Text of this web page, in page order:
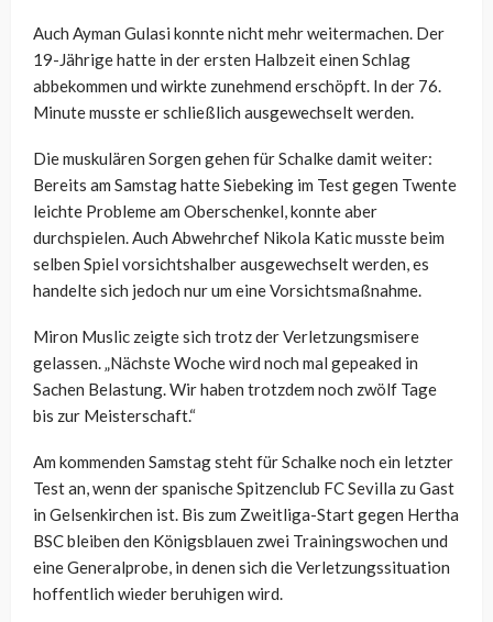
Auch Ayman Gulasi konnte nicht mehr weitermachen. Der
19-Jährige hatte in der ersten Halbzeit einen Schlag
abbekommen und wirkte zunehmend erschöpft. In der 76.
Minute musste er schließlich ausgewechselt werden.
Die muskulären Sorgen gehen für Schalke damit weiter:
Bereits am Samstag hatte Siebeking im Test gegen Twente
leichte Probleme am Oberschenkel, konnte aber
durchspielen. Auch Abwehrchef Nikola Katic musste beim
selben Spiel vorsichtshalber ausgewechselt werden, es
handelte sich jedoch nur um eine Vorsichtsmaßnahme.
Miron Muslic zeigte sich trotz der Verletzungsmisere
gelassen. „Nächste Woche wird noch mal gepeaked in
Sachen Belastung. Wir haben trotzdem noch zwölf Tage
bis zur Meisterschaft.“
Am kommenden Samstag steht für Schalke noch ein letzter
Test an, wenn der spanische Spitzenclub FC Sevilla zu Gast
in Gelsenkirchen ist. Bis zum Zweitliga-Start gegen Hertha
BSC bleiben den Königsblauen zwei Trainingswochen und
eine Generalprobe, in denen sich die Verletzungssituation
hoffentlich wieder beruhigen wird.